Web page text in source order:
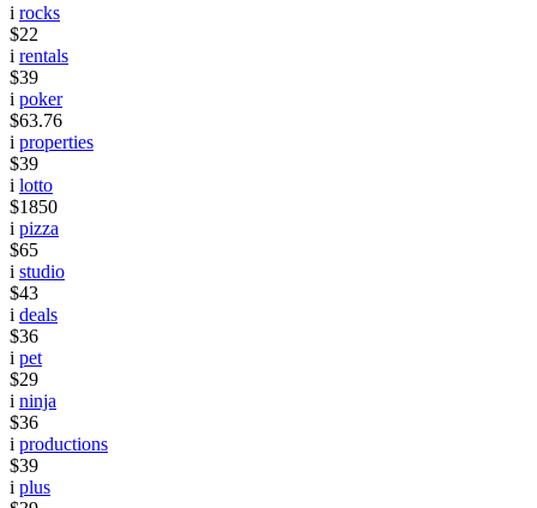
i rocks
$22
i rentals
$39
i poker
$63.76
i properties
$39
i lotto
$1850
i pizza
$65
i studio
$43
i deals
$36
i pet
$29
i ninja
$36
i productions
$39
i plus